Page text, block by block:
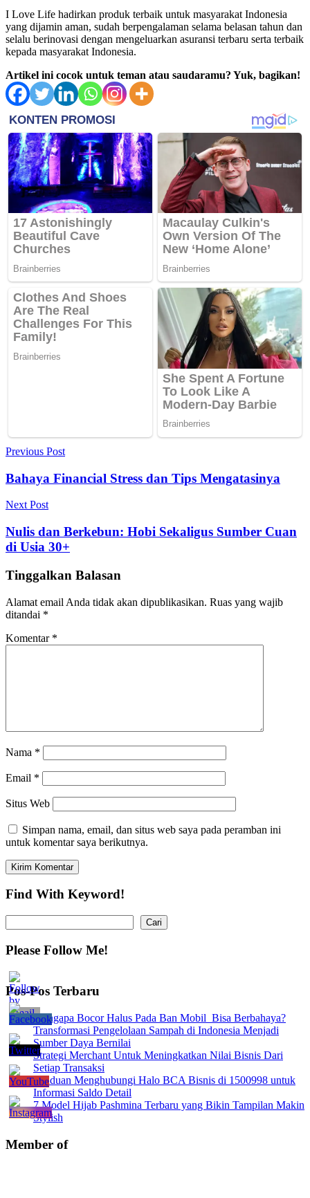
I Love Life hadirkan produk terbaik untuk masyarakat Indonesia
yang dijamin aman, sudah berpengalaman selama belasan tahun dan
selalu berinovasi dengan mengeluarkan asuransi terbaru serta terbaik
kepada masyarakat Indonesia.
Artikel ini cocok untuk teman atau saudaramu? Yuk, bagikan!
Navigasi
pos
Previous Post
Bahaya Financial Stress dan Tips Mengatasinya
Next Post
Nulis dan Berkebun: Hobi Sekaligus Sumber Cuan
di Usia 30+
Tinggalkan Balasan
Alamat email Anda tidak akan dipublikasikan. Ruas yang wajib
ditandai *
Komentar *
Nama *
Email *
Situs Web
Simpan nama, email, dan situs web saya pada peramban ini
untuk komentar saya berikutnya.
Find With Keyword!
Cari
Please Follow Me!
Pos-Pos Terbaru
Mengapa Bocor Halus Pada Ban Mobil Bisa Berbahaya?
Transformasi Pengelolaan Sampah di Indonesia Menjadi
Sumber Daya Bernilai
Strategi Merchant Untuk Meningkatkan Nilai Bisnis Dari
Setiap Transaksi
Panduan Menghubungi Halo BCA Bisnis di 1500998 untuk
Informasi Saldo Detail
7 Model Hijab Pashmina Terbaru yang Bikin Tampilan Makin
Stylish
Member of